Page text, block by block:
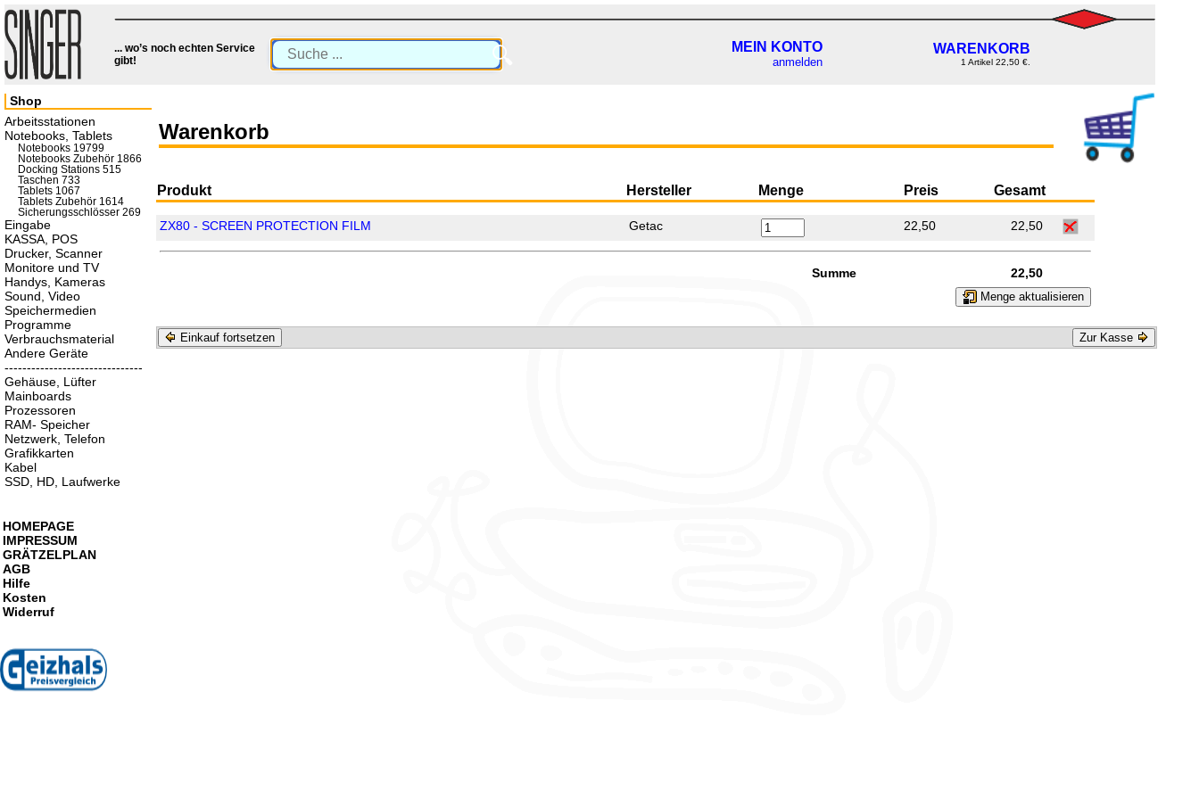
... wo’s noch echten Service
gibt!
🔍 MEIN KONTO
anmelden
WARENKORB
1 Artikel 22,50 €.
Warenkorb
Produkt Hersteller Menge Preis Gesamt
ZX80 - SCREEN PROTECTION FILM Getac 22,50 22,50
Summe 22,50
Menge aktualisieren
Einkauf fortsetzen Zur Kasse
Shop
Arbeitsstationen
Notebooks, Tablets
Notebooks 19799
Notebooks Zubehör 1866
Docking Stations 515
Taschen 733
Tablets 1067
Tablets Zubehör 1614
Sicherungsschlösser 269
Eingabe
KASSA, POS
Drucker, Scanner
Monitore und TV
Handys, Kameras
Sound, Video
Speichermedien
Programme
Verbrauchsmaterial
Andere Geräte
-------------------------------
Gehäuse, Lüfter
Mainboards
Prozessoren
RAM- Speicher
Netzwerk, Telefon
Grafikkarten
Kabel
SSD, HD, Laufwerke
HOMEPAGE
IMPRESSUM
GRÄTZELPLAN
AGB
Hilfe
Kosten
Widerruf